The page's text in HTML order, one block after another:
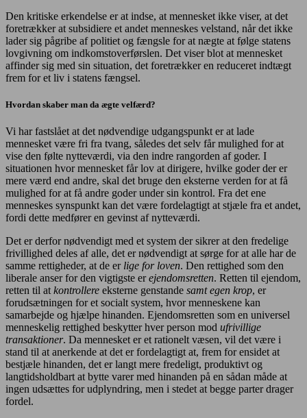
Den kritiske erkendelse er at indse, at mennesket ikke viser, at det
foretrækker at subsidiere et andet menneskes velstand, når det ikke
lader sig pågribe af politiet og fængsle for at nægte at følge statens
lovgivning om indkomstoverførslen. Det viser blot at mennesket
affinder sig med sin situation, det foretrækker en reduceret indtægt
frem for et liv i statens fængsel.
Hvordan skaber man da ægte velfærd?
Vi har fastslået at det nødvendige udgangspunkt er at lade
mennesket være fri fra tvang, således det selv får mulighed for at
vise den følte nytteværdi, via den indre rangorden af goder. I
situationen hvor mennesket får lov at dirigere, hvilke goder der er
mere værd end andre, skal det bruge den eksterne verden for at få
mulighed for at få andre goder under sin kontrol. Fra det ene
menneskes synspunkt kan det være fordelagtigt at stjæle fra et andet,
fordi dette medfører en gevinst af nytteværdi.
Det er derfor nødvendigt med et system der sikrer at den fredelige
frivillighed deles af alle, det er nødvendigt at sørge for at alle har de
samme rettigheder, at de er lige for loven. Den rettighed som den
liberale anser for den vigtigste erejendomsretten. Retten til ejendom,
retten til atkontrollere eksterne genstande samt egen krop, er
forudsætningen for et socialt system, hvor menneskene kan
samarbejde og hjælpe hinanden. Ejendomsretten som en universel
menneskelig rettighed beskytter hver person mod ufrivillige
transaktioner. Da mennesket er et rationelt væsen, vil det være i
stand til at anerkende at det er fordelagtigt at, frem for ensidet at
bestjæle hinanden, det er langt mere fredeligt, produktivt og
langtidsholdbart at bytte varer med hinanden på en sådan måde at
ingen udsættes for udplyndring, men i stedet at begge parter drager
fordel.